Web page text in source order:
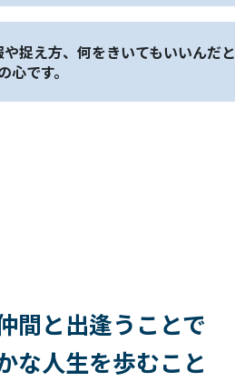
捉え方、何をきいてもいいんだと
です。
間と出逢うことで
な人生を歩むこと